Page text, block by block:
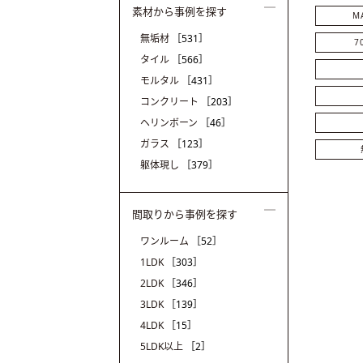
素材から事例を探す
無垢材
［531］
タイル
［566］
モルタル
［431］
コンクリート
［203］
ヘリンボーン
［46］
ガラス
［123］
躯体現し
［379］
間取りから事例を探す
ワンルーム
［52］
1LDK
［303］
2LDK
［346］
3LDK
［139］
4LDK
［15］
5LDK以上
［2］